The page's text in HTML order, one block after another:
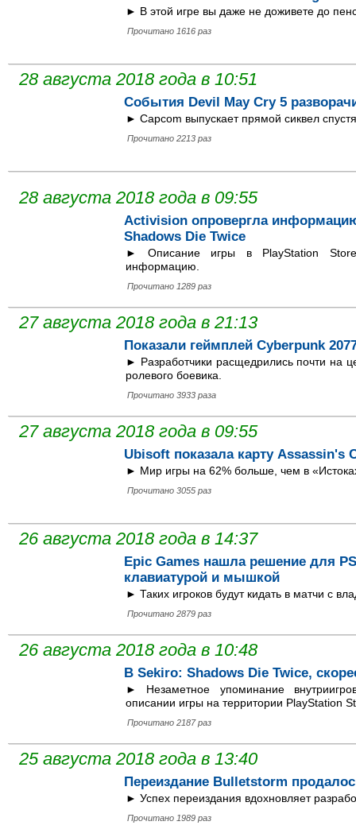
► В этой игре вы даже не доживете до
Прочитано 1616 раз
28 августа 2018 года в 10:51
События Devil May Cry 5
► Capcom выпускает прямой сиквел
Прочитано 2213 раз
28 августа 2018 года в 09:55
Activision опровергла
Shadows Die Twice
► Описание игры в PlayStation
информацию.
Прочитано 1289 раз
27 августа 2018 года в 21:13
Показали геймплей Cyberpunk
► Разработчики расщедрились почти на
ролевого боевика.
Прочитано 3933 раза
27 августа 2018 года в 09:55
Ubisoft показала карту Assassin's
► Мир игры на 62% больше, чем в
Прочитано 3055 раз
26 августа 2018 года в 14:37
Epic Games нашла решение для
клавиатурой и мышкой
► Таких игроков будут кидать в матчи с
Прочитано 2879 раз
26 августа 2018 года в 10:48
В Sekiro: Shadows Die Twice,
► Незаметное упоминание
описании игры на территории PlayStation
Прочитано 2187 раз
25 августа 2018 года в 13:40
Переиздание Bulletstorm
► Успех переиздания вдохновляет
Прочитано 1989 раз